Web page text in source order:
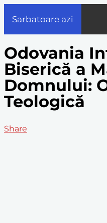
Sarbatoare azi
Odovania
Biserică a
Domnului:
Teologică
Share